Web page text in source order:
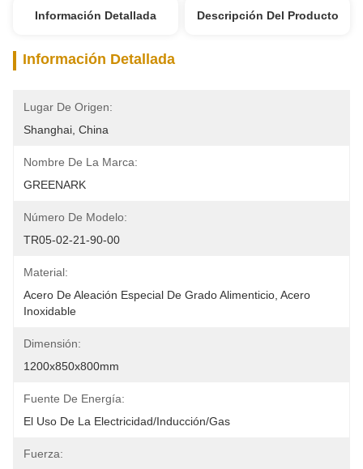
Información Detallada Descripción Del Producto
Información Detallada
Lugar De Origen:
Shanghai, China
Nombre De La Marca:
GREENARK
Número De Modelo:
TR05-02-21-90-00
Material:
Acero De Aleación Especial De Grado Alimenticio, Acero
Inoxidable
Dimensión:
1200x850x800mm
Fuente De Energía:
El Uso De La Electricidad/inducción/gas
Fuerza: